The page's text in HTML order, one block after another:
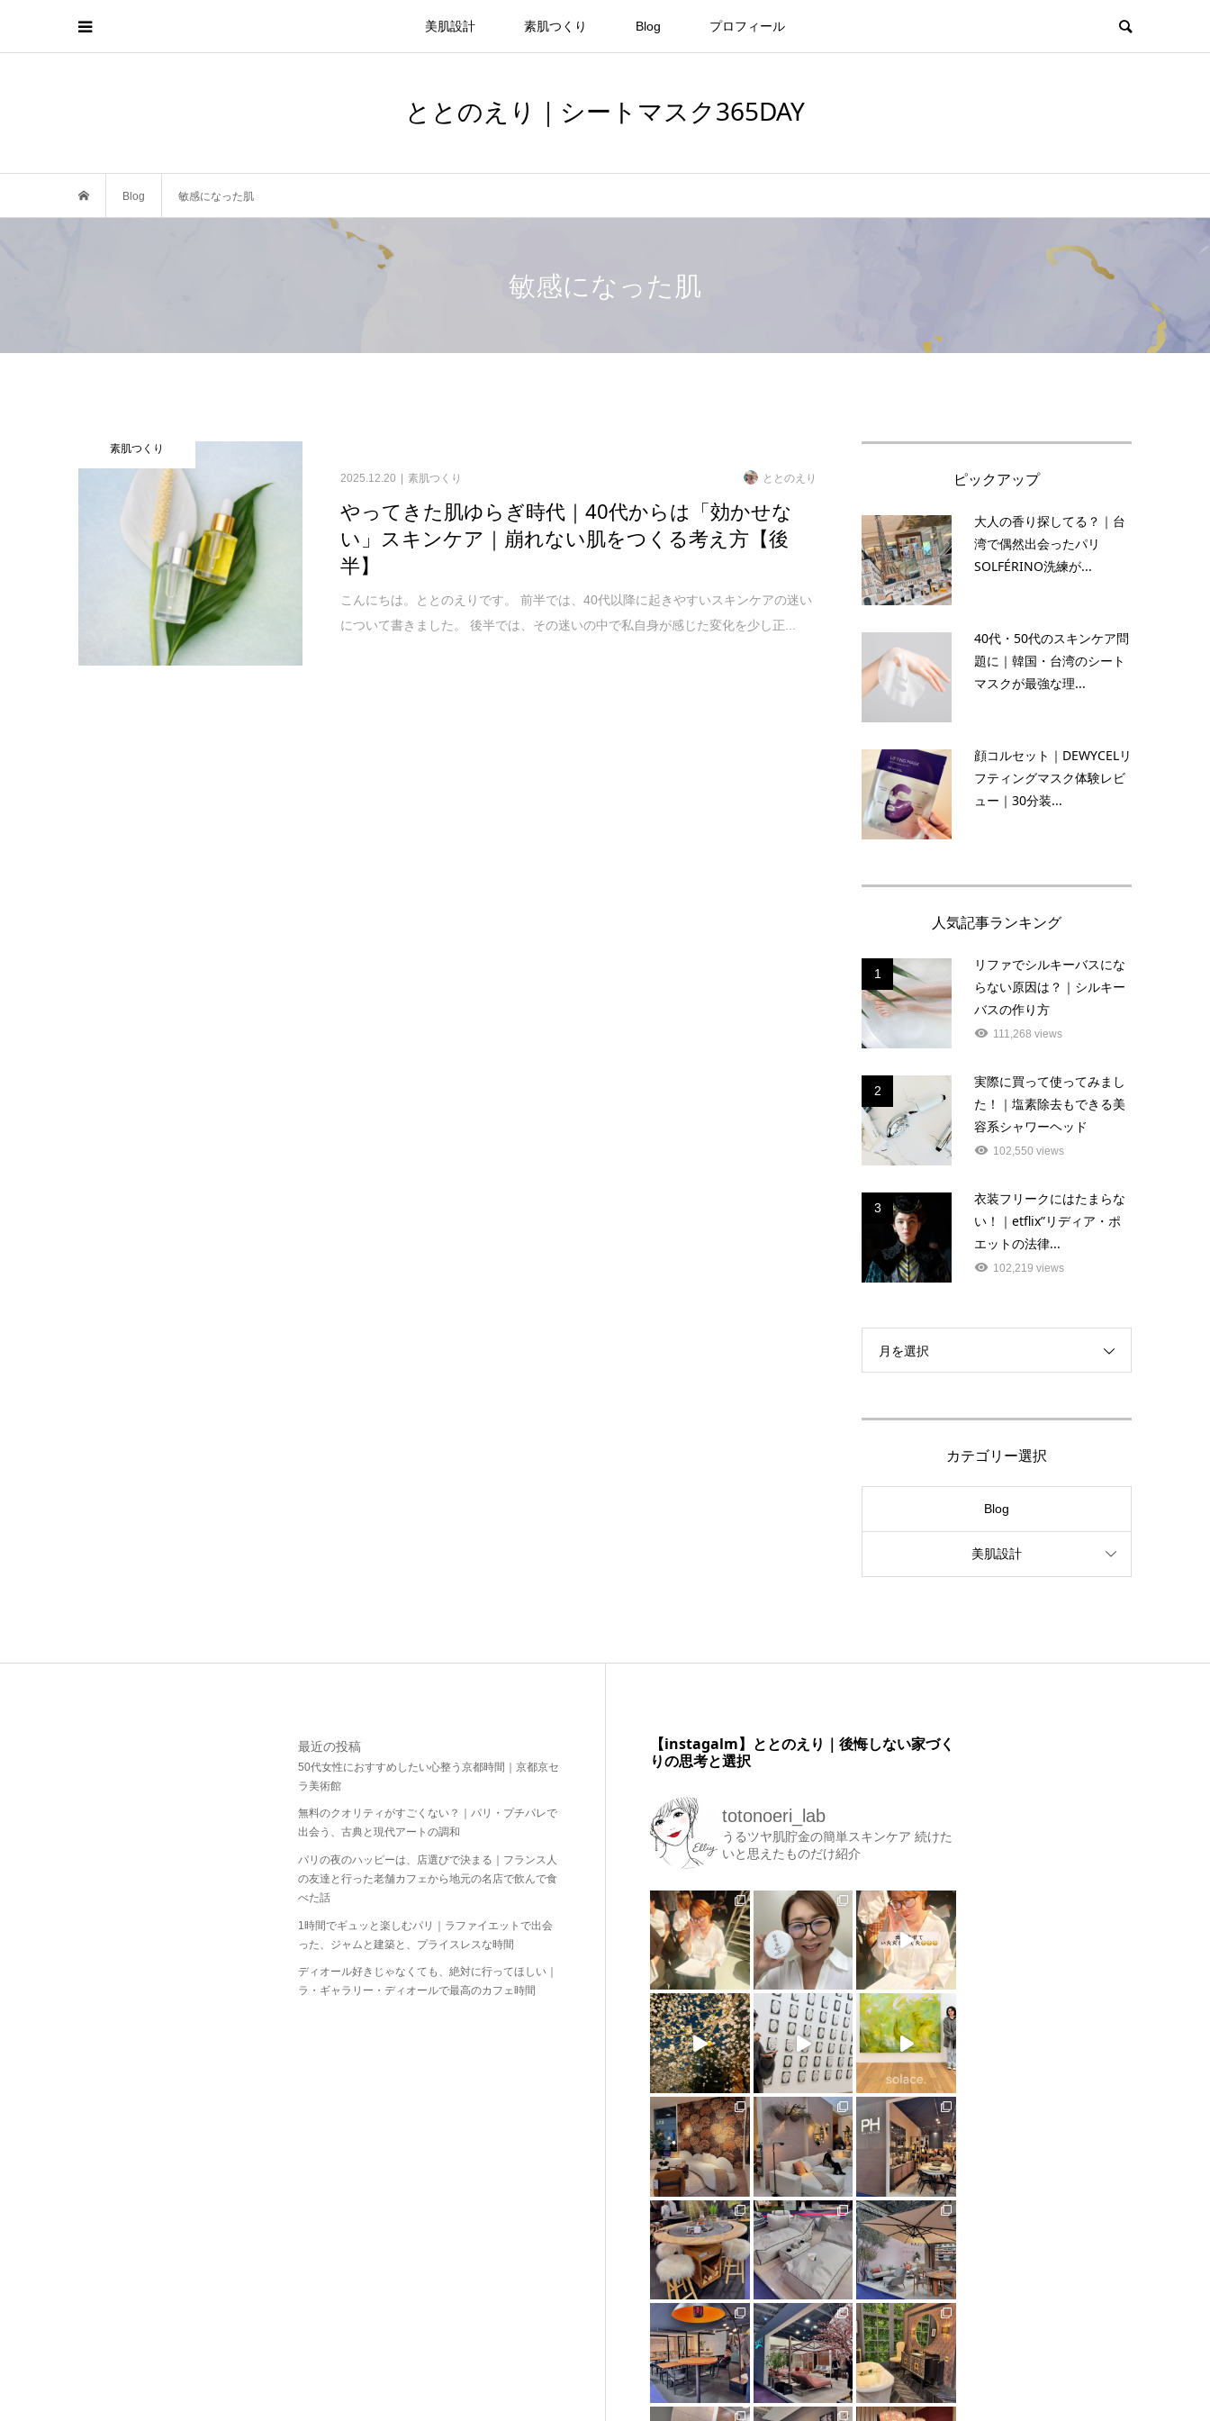
美肌設計 素肌つくり Blog プロフィール
ととのえり｜シートマスク365DAY
Blog 敏感になった肌
敏感になった肌
素肌つくり
2025.12.20 素肌つくり ととのえり
やってきた肌ゆらぎ時代｜40代からは「効かせな
い」スキンケア｜崩れない肌をつくる考え方【後
半】
こんにちは。ととのえりです。 前半では、40代以降に起きやすいスキンケアの迷い
について書きました。 後半では、その迷いの中で私自身が感じた変化を少し正...
ピックアップ
大人の香り探してる？｜台
湾で偶然出会ったパリ
SOLFÉRINO洗練が...
40代・50代のスキンケア問
題に｜韓国・台湾のシート
マスクが最強な理...
顔コルセット｜DEWYCELリ
フティングマスク体験レビ
ュー｜30分装...
人気記事ランキング
1
リファでシルキーバスにな
らない原因は？｜シルキー
バスの作り方
111,268 views
2
実際に買って使ってみまし
た！｜塩素除去もできる美
容系シャワーヘッド
102,550 views
3
衣装フリークにはたまらな
い！｜etflix”リディア・ポ
エットの法律...
102,219 views
月を選択
カテゴリー選択
Blog
美肌設計
最近の投稿
50代女性におすすめしたい心整う京都時間｜京都京セ
ラ美術館
無料のクオリティがすごくない？｜パリ・プチパレで
出会う、古典と現代アートの調和
パリの夜のハッピーは、店選びで決まる｜フランス人
の友達と行った老舗カフェから地元の名店で飲んで食
べた話
1時間でギュッと楽しむパリ｜ラファイエットで出会
った、ジャムと建築と、プライスレスな時間
ディオール好きじゃなくても、絶対に行ってほしい｜
ラ・ギャラリー・ディオールで最高のカフェ時間
【instagalm】ととのえり｜後悔しない家づく
りの思考と選択
totonoeri_lab
うるツヤ肌貯金の簡単スキンケア 続けた
いと思えたものだけ紹介